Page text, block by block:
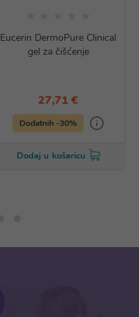
Eucerin DermoPure Clinical
gel za čišćenje
27,71 €
Dodatnih -30%
Dodaj u košaricu